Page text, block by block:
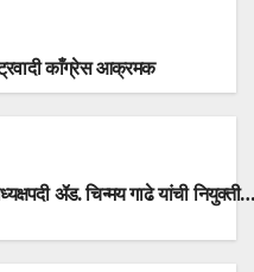
काँग्रेस आक्रमक
ॲड. चिन्मय गाढे यांची नियुक्ती…